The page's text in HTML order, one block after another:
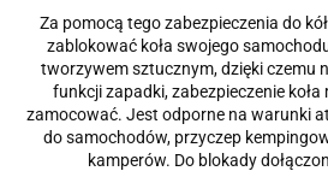
Za pomocą tego zabezpieczenia do
zablokować koła swojego
tworzywem sztucznym, dzięki czemu
funkcji zapadki, zabezpieczenie koła
zamocować. Jest odporne na warunki
do samochodów, przyczep
kamperów. Do blokady